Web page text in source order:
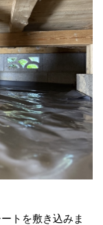
トを敷き込みま